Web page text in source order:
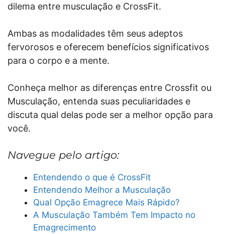
dilema entre musculação e CrossFit.
Ambas as modalidades têm seus adeptos
fervorosos e oferecem benefícios significativos
para o corpo e a mente.
Conheça melhor as diferenças entre Crossfit ou
Musculação, entenda suas peculiaridades e
discuta qual delas pode ser a melhor opção para
você.
Navegue pelo artigo:
Entendendo o que é CrossFit
Entendendo Melhor a Musculação
Qual Opção Emagrece Mais Rápido?
A Musculação Também Tem Impacto no
Emagrecimento